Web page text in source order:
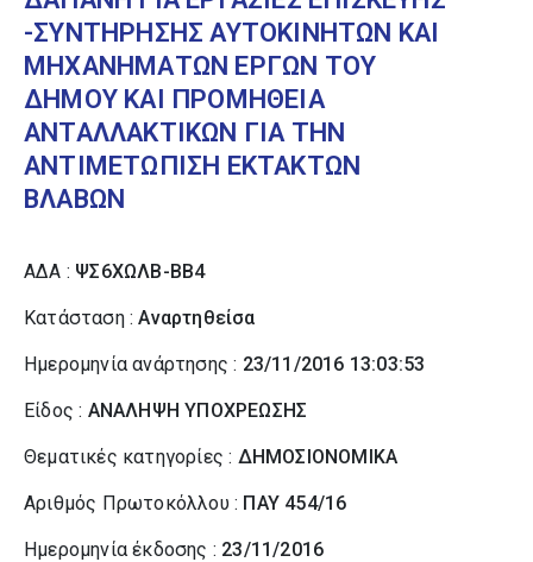
-ΣΥΝΤΗΡΗΣΗΣ ΑΥΤΟΚΙΝΗΤΩΝ ΚΑΙ
ΜΗΧΑΝΗΜΑΤΩΝ ΕΡΓΩΝ ΤΟΥ
ΔΗΜΟΥ ΚΑΙ ΠΡΟΜΗΘΕΙΑ
ΑΝΤΑΛΛΑΚΤΙΚΩΝ ΓΙΑ ΤΗΝ
ΑΝΤΙΜΕΤΩΠΙΣΗ ΕΚΤΑΚΤΩΝ
ΒΛΑΒΩΝ
ΑΔΑ : ΨΣ6ΧΩΛΒ-ΒΒ4
Κατάσταση :Αναρτηθείσα
Ημερομηνία ανάρτησης : 23/11/2016 13:03:53
Είδος : ΑΝΑΛΗΨΗ ΥΠΟΧΡΕΩΣΗΣ
Θεματικές κατηγορίες : ΔΗΜΟΣΙΟΝΟΜΙΚΑ
Αριθμός Πρωτοκόλλου : ΠΑΥ 454/16
Ημερομηνία έκδοσης : 23/11/2016